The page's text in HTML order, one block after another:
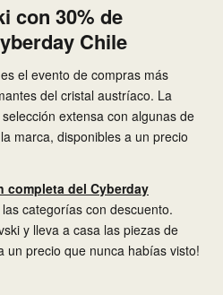
con 30% de
Chile
el evento de compras más
del cristal austríaco. La
extensa con algunas de
marca, disponibles a un precio
completa del Cyberday
categorías con descuento.
y lleva a casa las piezas de
un precio que nunca habías visto!